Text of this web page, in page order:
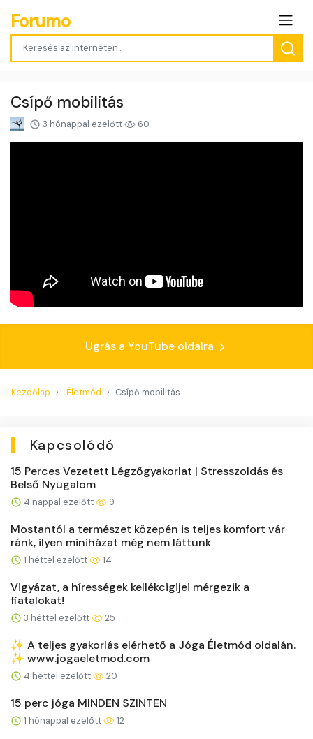
Forumo
Csípő mobilitás
3 hónappal ezelőtt 60
Ugrás a YouTube oldalra
Kezdőlap Életmód Csípő mobilitás
Kapcsolódó
15 Perces Vezetett Légzőgyakorlat | Stresszoldás és
Belső Nyugalom
4 nappal ezelőtt 9
Mostantól a természet közepén is teljes komfort vár
ránk, ilyen miniházat még nem láttunk
1 héttel ezelőtt 14
Vigyázat, a hírességek kellékcigijei mérgezik a
fiatalokat!
3 héttel ezelőtt 25
✨ A teljes gyakorlás elérhető a Jóga Életmód oldalán.
✨ www.jogaeletmod.com
4 héttel ezelőtt 20
15 perc jóga MINDEN SZINTEN
1 hónappal ezelőtt 12